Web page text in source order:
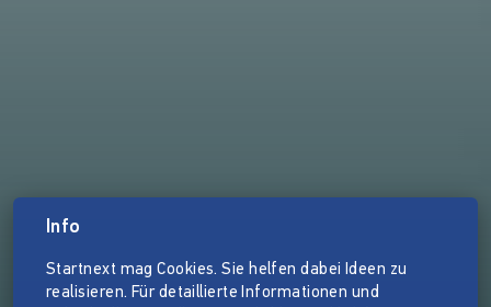
Info
Startnext mag Cookies. Sie helfen dabei Ideen zu
realisieren. Für detaillierte Informationen und